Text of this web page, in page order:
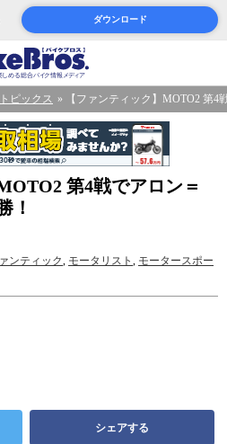
ダウンロード
トピックス 【ファンティック】MOTO2 第
第4戦でアロン＝
！
ンティック, モータリスト , モータースポー
シェアする